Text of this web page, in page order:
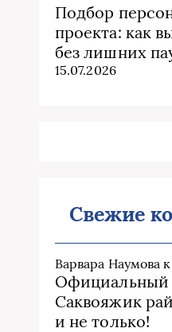
Подбор
проекта: как
без лишних
15.07.2026
Свежие
Варвара Наумова
Официальный
Саквояжик
и не только!